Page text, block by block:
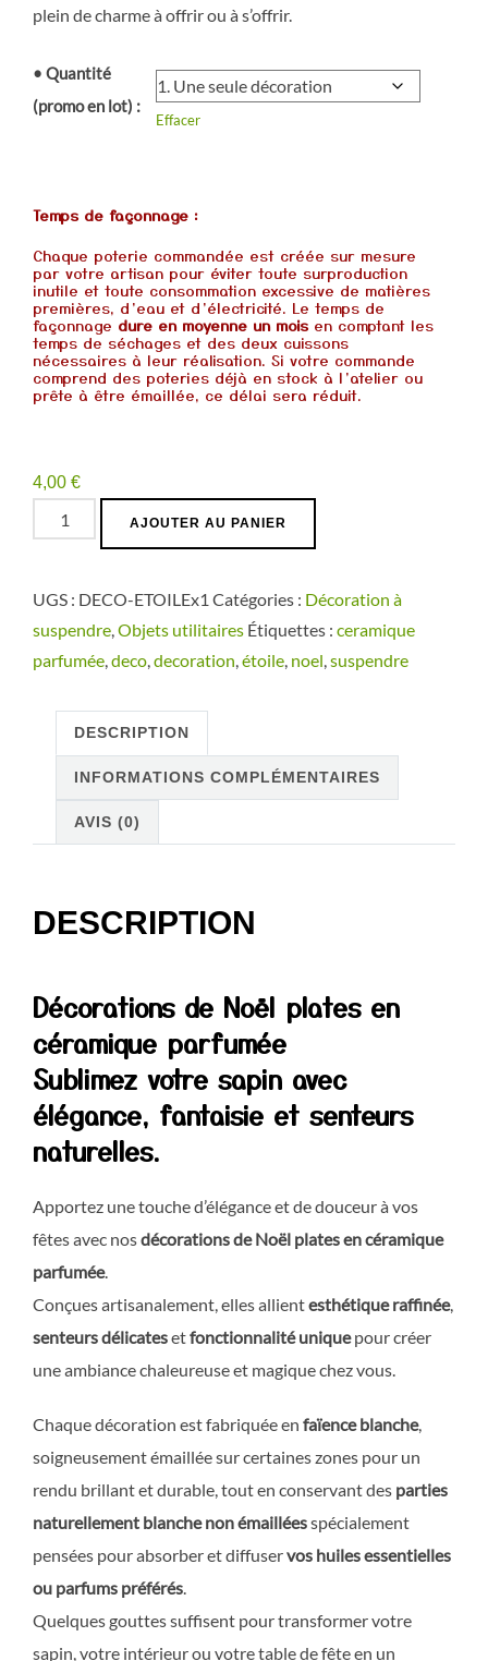
plein de charme à offrir ou à s’offrir.
• Quantité
(promo en lot) :
Effacer
Temps de façonnage :
Chaque poterie commandée est créée sur mesure
par votre artisan pour éviter toute surproduction
inutile et toute consommation excessive de matières
premières, d’eau et d’électricité. Le temps de
façonnage dure en moyenne un mois en comptant les
temps de séchages et des deux cuissons
nécessaires à leur réalisation. Si votre commande
comprend des poteries déjà en stock à l’atelier ou
prête à être émaillée, ce délai sera réduit.
4,00 €
quantité
de
dentelle
Décoration
à
AJOUTER AU PANIER
UGS : DECO-ETOILEx1 Catégories : Décoration à
suspendre,Objets utilitaires Étiquettes : ceramique
parfumée,deco,decoration,étoile, noel,suspendre
DESCRIPTION
INFORMATIONS COMPLÉMENTAIRES
AVIS (0)
DESCRIPTION
Décorations de Noël plates en
céramique parfumée
Sublimez votre sapin avec
élégance, fantaisie et senteurs
naturelles.
Apportez une touche d’élégance et de douceur à vos
fêtes avec nosdécorations de Noël plates en céramique
parfumée.
Conçues artisanalement, elles allientesthétique raffinée,
senteurs délicatesetfonctionnalité uniquepour créer
une ambiance chaleureuse et magique chez vous.
Chaque décoration est fabriquée en faïence blanche,
soigneusement émaillée sur certaines zones pour un
rendu brillant et durable, tout en conservant des parties
naturellement blanche non émailléesspécialement
pensées pour absorber et diffuservos huiles essentielles
ou parfums préférés.
Quelques gouttes suffisent pour transformer votre
sapin, votre intérieur ou votre table de fête en un